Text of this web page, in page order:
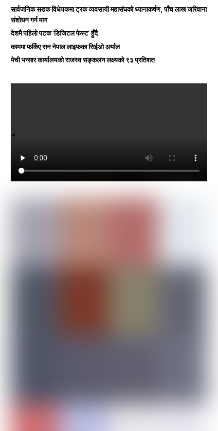
सार्वजनिक सडक विधेयकमा ट्रक व्यवसायी महासंघको ध्यानाकर्षण, पाँच लाख जरिवाना
संशोधन गर्न माग
देशमै पहिलो पटक ‘डिजिटल फेस्ट’ हुँदै
काममा फर्किए सन नेपाल लाइफका सिईओ अर्याल
मेची भन्सार कार्यालयको राजस्व सङ्कलन लक्ष्यको ९३ प्रतिशत